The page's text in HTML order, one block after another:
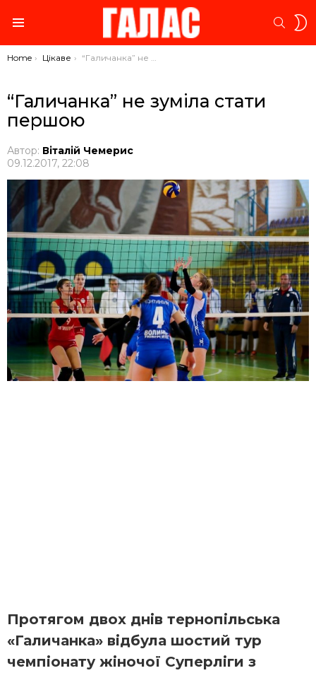
You are here:
Home Цікаве “Галичанка” не зуміла стати першою
“Галичанка” не зуміла стати
першою
Автор: Віталій Чемерис
09.12.2017, 22:08
Протягом двох днів тернопільська
«Галичанка» відбула шостий тур
чемпіонату жіночої Суперліги з